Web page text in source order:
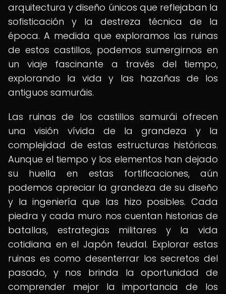
arquitectura y diseño únicos que reflejaban la
sofisticación y la destreza técnica de la
época. A medida que exploramos las ruinas
de estos castillos, podemos sumergirnos en
un viaje fascinante a través del tiempo,
explorando la vida y las hazañas de los
antiguos samuráis.
Las ruinas de los castillos samurái ofrecen
una visión vívida de la grandeza y la
complejidad de estas estructuras históricas.
Aunque el tiempo y los elementos han dejado
su huella en estas fortificaciones, aún
podemos apreciar la grandeza de su diseño
y la ingeniería que las hizo posibles. Cada
piedra y cada muro nos cuentan historias de
batallas, estrategias militares y la vida
cotidiana en el Japón feudal. Explorar estas
ruinas es como desenterrar los secretos del
pasado, y nos brinda la oportunidad de
comprender mejor la importancia de los